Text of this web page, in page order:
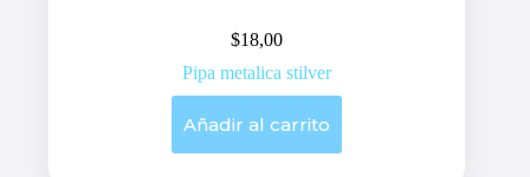
$18,00
Pipa metalica stilver
Añadir al carrito